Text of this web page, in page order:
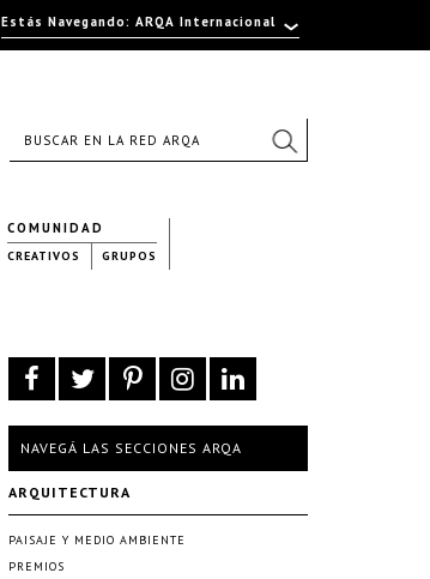
COMUNIDAD
CREATIVOS GRUPOS
NAVEGÁ LAS SECCIONES ARQA
ARQUITECTURA
PAISAJE Y MEDIO AMBIENTE
PREMIOS
Estás Navegando: ARQA Internacional